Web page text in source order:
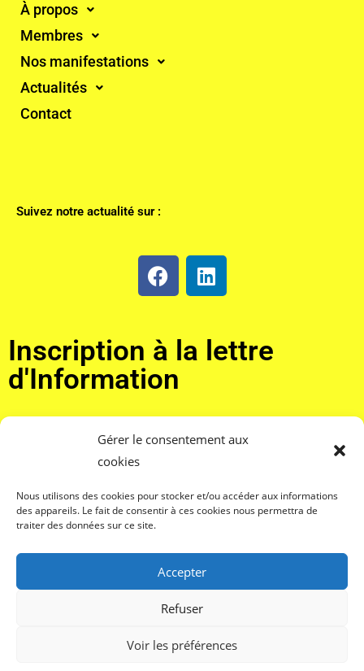
Gérer le consentement aux
cookies
Nous utilisons des cookies pour stocker et/ou accéder aux informations
des appareils. Le fait de consentir à ces cookies nous permettra de
traiter des données sur ce site.
Accepter
Refuser
Voir les préférences
À propos
Membres
Nos manifestations
Actualités
Contact
Suivez notre actualité sur :
Inscription à la lettre
d'Information
J'accepte de recevoir la lettre d'information et confirme
avoir pris connaissance de votre politique de confidentialité et
Mentions légales – Contact – Réalisation :